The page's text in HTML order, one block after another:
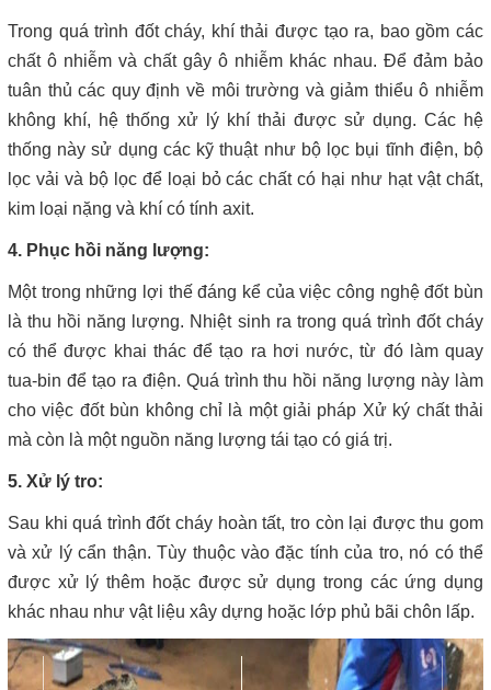
Trong quá trình đốt cháy, khí thải được tạo ra, bao gồm các
chất ô nhiễm và chất gây ô nhiễm khác nhau. Để đảm bảo
tuân thủ các quy định về môi trường và giảm thiểu ô nhiễm
không khí, hệ thống xử lý khí thải được sử dụng. Các hệ
thống này sử dụng các kỹ thuật như bộ lọc bụi tĩnh điện, bộ
lọc vải và bộ lọc để loại bỏ các chất có hại như hạt vật chất,
kim loại nặng và khí có tính axit.
4. Phục hồi năng lượng:
Một trong những lợi thế đáng kể của việc công nghệ đốt bùn
là thu hồi năng lượng. Nhiệt sinh ra trong quá trình đốt cháy
có thể được khai thác để tạo ra hơi nước, từ đó làm quay
tua-bin để tạo ra điện. Quá trình thu hồi năng lượng này làm
cho việc đốt bùn không chỉ là một giải pháp Xử ký chất thải
mà còn là một nguồn năng lượng tái tạo có giá trị.
5. Xử lý tro:
Sau khi quá trình đốt cháy hoàn tất, tro còn lại được thu gom
và xử lý cẩn thận. Tùy thuộc vào đặc tính của tro, nó có thể
được xử lý thêm hoặc được sử dụng trong các ứng dụng
khác nhau như vật liệu xây dựng hoặc lớp phủ bãi chôn lấp.